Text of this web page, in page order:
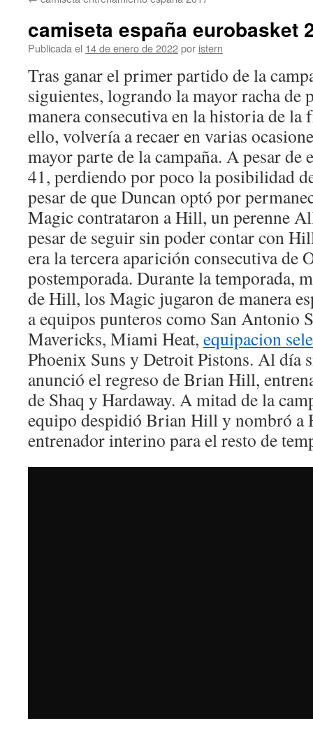
camiseta españa eurobasket
Publicada el 14 de enero de 2022por istern
Tras ganar el primer partido de la
siguientes, logrando la mayor racha de
manera consecutiva en la historia de la
ello, volvería a recaer en varias
mayor parte de la campaña. A pesar
41, perdiendo por poco la posibilidad
pesar de que Duncan optó por
Magic contrataron a Hill, un perenne
pesar de seguir sin poder contar con
era la tercera aparición consecutiva de
postemporada. Durante la temporada,
de Hill, los Magic jugaron de manera
a equipos punteros como San Antonio
Mavericks, Miami Heat, equipacion
Phoenix Suns y Detroit Pistons. Al día
anunció el regreso de Brian Hill,
de Shaq y Hardaway. A mitad de la
equipo despidió Brian Hill y nombró a
entrenador interino para el resto de